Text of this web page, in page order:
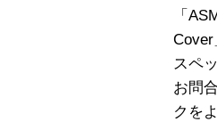
「
Cover
スペ
お問
クを